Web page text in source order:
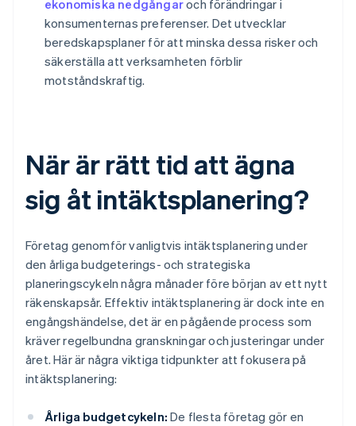
ekonomiska nedgångaroch förändringar i
konsumenternas preferenser. Det utvecklar
beredskapsplaner för att minska dessa risker och
säkerställa att verksamheten förblir
motståndskraftig.
När är rätt tid att ägna
sig åt intäktsplanering?
Företag genomför vanligtvis intäktsplanering under
den årliga budgeterings- och strategiska
planeringscykeln några månader före början av ett nytt
räkenskapsår. Effektiv intäktsplanering är dock inte en
engångshändelse, det är en pågående process som
kräver regelbundna granskningar och justeringar under
året. Här är några viktiga tidpunkter att fokusera på
intäktsplanering:
Årliga budgetcykeln: De flesta företag gör en